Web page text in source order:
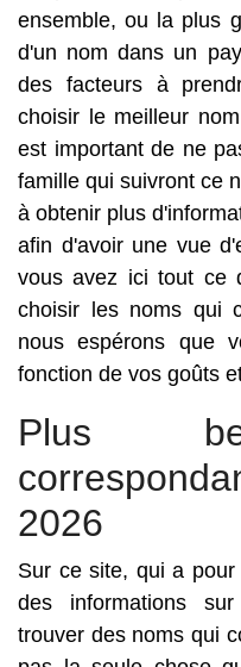
ensemble, ou la plus
d'un nom dans un
des facteurs à
choisir le meilleur
est important de ne
famille qui suivront ce
à obtenir plus
afin d'avoir une vue
vous avez ici tout ce
choisir les noms qui
nous espérons que
fonction de vos goûts
Plus
2026
Sur ce site, qui a
des informations
trouver des noms qui